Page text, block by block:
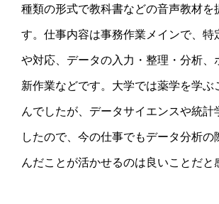
種類の形式で教科書などの音声教材を
す。仕事内容は事務作業メインで、特
や対応、データの入力・整理・分析、
新作業などです。大学では薬学を学ぶ
んでしたが、データサイエンスや統計
したので、今の仕事でもデータ分析の
んだことが活かせるのは良いことだと